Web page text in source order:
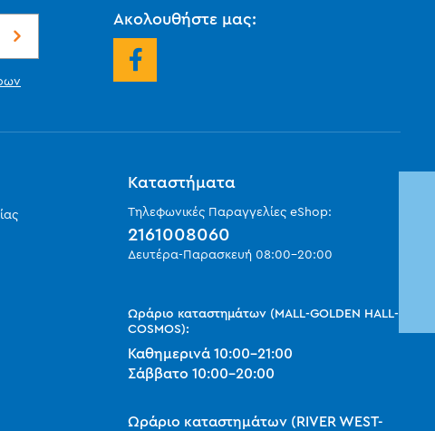
Ακολουθήστε μας:
Καταστήματα
Τηλεφωνικές Παραγγελίες eShop:
2161008060
Δευτέρα-Παρασκευή 08:00-20:00
Ωράριο καταστημάτων (MALL-GOLDEN HALL-
COSMOS):
Καθημερινά 10:00-21:00
Σάββατο 10:00-20:00
Ωράριο καταστημάτων (RIVER WEST-